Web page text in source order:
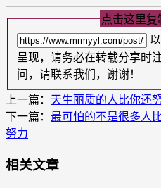
点击这里复
呈现，请务必在转载分享时
问，请联系我们，谢谢！
上一篇： 天生丽质的人比你还
下一篇： 最可怕的不是很多人
努力
相关文章